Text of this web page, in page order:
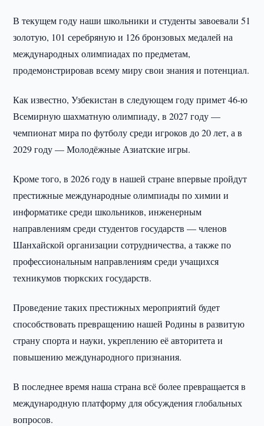
В текущем году наши школьники и студенты завоевали 51
золотую, 101 серебряную и 126 бронзовых медалей на
международных олимпиадах по предметам,
продемонстрировав всему миру свои знания и потенциал.
Как известно, Узбекистан в следующем году примет 46-ю
Всемирную шахматную олимпиаду, в 2027 году —
чемпионат мира по футболу среди игроков до 20 лет, а в
2029 году — Молодёжные Азиатские игры.
Кроме того, в 2026 году в нашей стране впервые пройдут
престижные международные олимпиады по химии и
информатике среди школьников, инженерным
направлениям среди студентов государств — членов
Шанхайской организации сотрудничества, а также по
профессиональным направлениям среди учащихся
техникумов тюркских государств.
Проведение таких престижных мероприятий будет
способствовать превращению нашей Родины в развитую
страну спорта и науки, укреплению её авторитета и
повышению международного признания.
В последнее время наша страна всё более превращается в
международную платформу для обсуждения глобальных
вопросов.